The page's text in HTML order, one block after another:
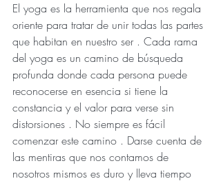
El yoga es la herramienta que nos regala
oriente para tratar de unir todas las partes
que habitan en nuestro ser . Cada rama
del yoga es un camino de búsqueda
profunda donde cada persona puede
reconocerse en esencia si tiene la
constancia y el valor para verse sin
distorsiones . No siempre es fácil
comenzar este camino . Darse cuenta de
las mentiras que nos contamos de
nosotros mismos es duro y lleva tiempo